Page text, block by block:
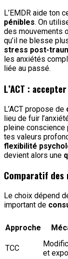
L’EMDR aide ton
pénibles. On
des mouvements
qu’il ne blesse
stress post-
les anxiétés
liée au passé.
L’ACT :
L’ACT propose de
lieu de fuir
pleine conscience
tes valeurs
flexibilité
devient alors une
Comparatif
Le choix dépend
important de
Approche
TCC
et